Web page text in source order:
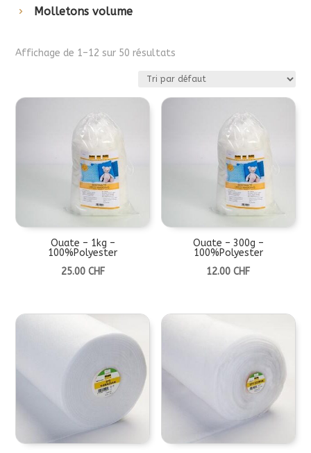
Molletons volume
Affichage de 1–12 sur 50 résultats
Ouate – 1kg –
100%Polyester
25.00 CHF
Ouate – 300g –
100%Polyester
12.00CHF